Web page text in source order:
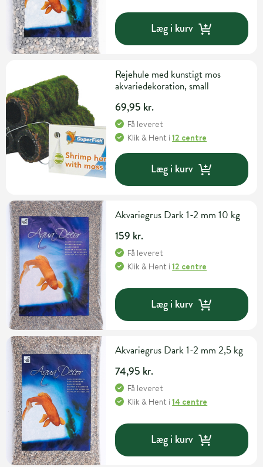
Læg i kurv
Rejehule med kunstigt mos
akvariedekoration, small
69,95 kr.
Få leveret
Klik & Hent i12 centre
Læg i kurv
Akvariegrus Dark 1-2 mm 10 kg
159 kr.
Få leveret
Klik & Hent i12 centre
Læg i kurv
Akvariegrus Dark 1-2 mm 2,5 kg
74,95 kr.
Få leveret
Klik & Hent i14 centre
Læg i kurv